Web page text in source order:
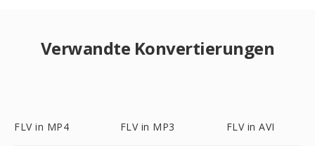
Verwandte Konvertierungen
FLV in MP4 FLV in MP3 FLV in AVI